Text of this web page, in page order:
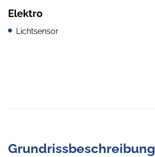
Elektro
Lichtsensor
Grundrissbeschreibung